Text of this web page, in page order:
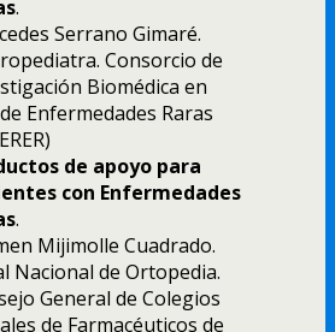
.
Serrano Gimaré.
Consorcio de
Biomédica en
Enfermedades Raras
de apoyo para
con Enfermedades
.
Mijimolle Cuadrado.
Nacional de Ortopedia.
General de Colegios
de Farmacéuticos de